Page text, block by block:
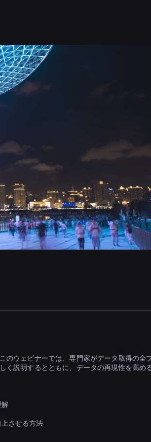
のウェビナーでは、専門家がデータ取得の全
く説明するとともに、データの再現性を高め
解
させる方法